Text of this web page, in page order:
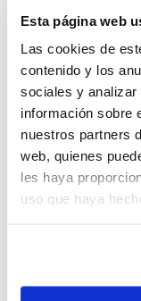
Esta página web
Las cookies de
contenido y los
sociales y
información sobre
nuestros partners
web, quienes
les haya
uso que haya